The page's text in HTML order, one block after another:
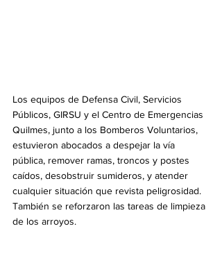
Los equipos de Defensa Civil, Servicios
Públicos, GIRSU y el Centro de Emergencias
Quilmes, junto a los Bomberos Voluntarios,
estuvieron abocados a despejar la vía
pública, remover ramas, troncos y postes
caídos, desobstruir sumideros, y atender
cualquier situación que revista peligrosidad.
También se reforzaron las tareas de limpieza
de los arroyos.